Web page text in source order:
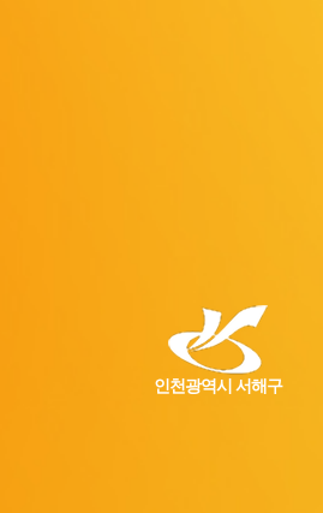
인천광역시 서해구